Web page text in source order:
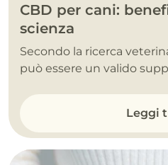
CBD per cani:
scienza
Secondo la ricerca
può essere un valido
Leggi